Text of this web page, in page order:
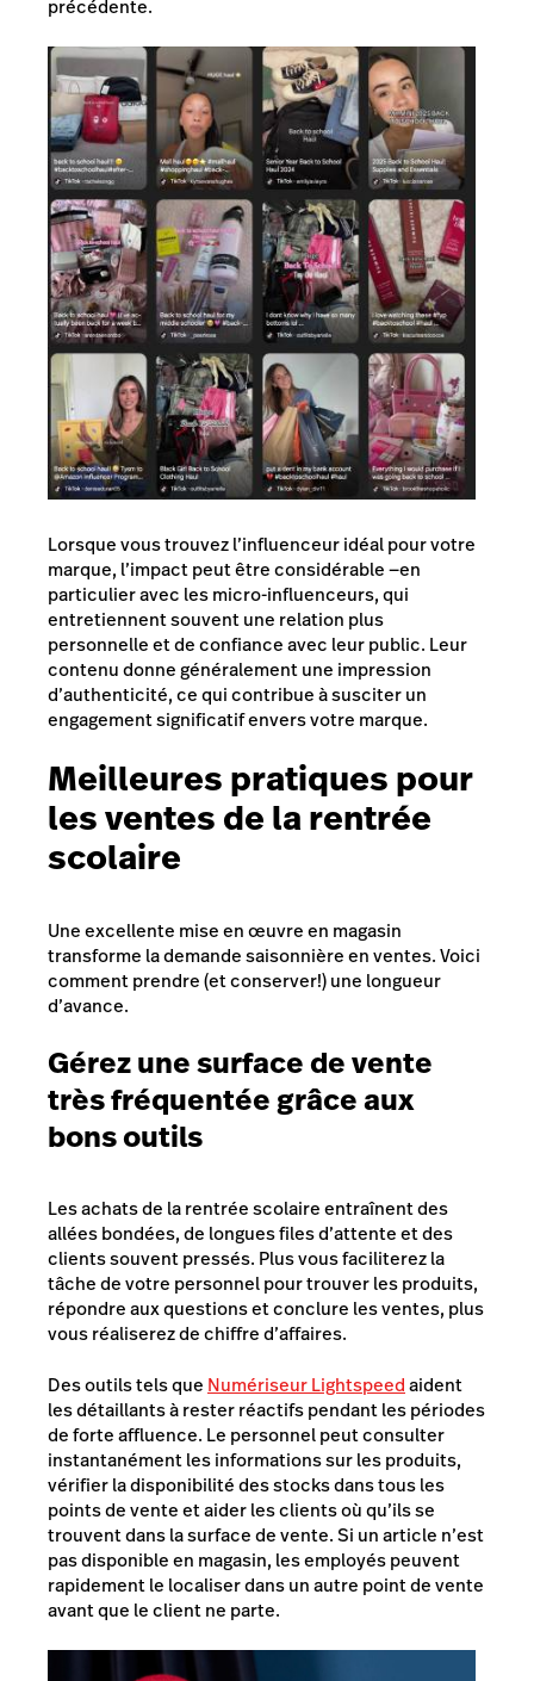
précédente.
Lorsque vous trouvez l’influenceur idéal pour votre
marque, l’impact peut être considérable —en
particulier avec les micro-influenceurs, qui
entretiennent souvent une relation plus
personnelle et de confiance avec leur public. Leur
contenu donne généralement une impression
d’authenticité, ce qui contribue à susciter un
engagement significatif envers votre marque.
Meilleures pratiques pour
les ventes de la rentrée
scolaire
Une excellente mise en œuvre en magasin
transforme la demande saisonnière en ventes. Voici
comment prendre (et conserver!) une longueur
d’avance.
Gérez une surface de vente
très fréquentée grâce aux
bons outils
Les achats de la rentrée scolaire entraînent des
allées bondées, de longues files d’attente et des
clients souvent pressés. Plus vous faciliterez la
tâche de votre personnel pour trouver les produits,
répondre aux questions et conclure les ventes, plus
vous réaliserez de chiffre d’affaires.
Des outils tels que Numériseur Lightspeedaident
les détaillants à rester réactifs pendant les périodes
de forte affluence. Le personnel peut consulter
instantanément les informations sur les produits,
vérifier la disponibilité des stocks dans tous les
points de vente et aider les clients où qu’ils se
trouvent dans la surface de vente. Si un article n’est
pas disponible en magasin, les employés peuvent
rapidement le localiser dans un autre point de vente
avant que le client ne parte.